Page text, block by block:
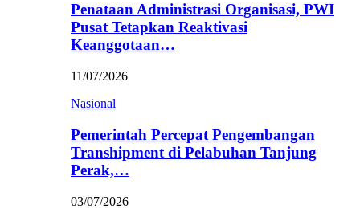
Penataan Administrasi Organisasi, PWI
Pusat Tetapkan Reaktivasi
Keanggotaan…
11/07/2026
Nasional
Pemerintah Percepat Pengembangan
Transhipment di Pelabuhan Tanjung
Perak,…
03/07/2026